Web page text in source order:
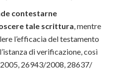
contestarne
tale scrittura, mentre
l’efficacia del testamento
di verificazione, così
26943/2008, 28637/